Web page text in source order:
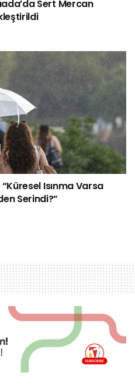
Sert Mercan
“Küresel Isınma Varsa
Serindi?”